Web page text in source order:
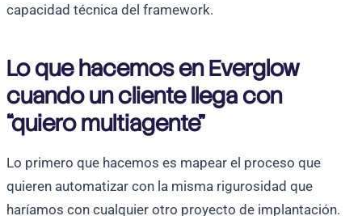
capacidad técnica del framework.
Lo que hacemos en Everglow
cuando un cliente llega con
“quiero multiagente”
Lo primero que hacemos es mapear el proceso que
quieren automatizar con la misma rigurosidad que
haríamos con cualquier otro proyecto de implantación.